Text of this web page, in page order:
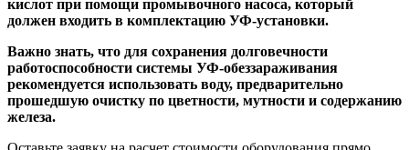
кислот при помощи промывочного насоса, который
должен входить в комплектацию УФ-установки.
Важно знать, что для сохранения долговечности
работоспособности системы УФ-обеззараживания
рекомендуется использовать воду, предварительно
прошедшую очистку по цветности, мутности и содержанию
железа.